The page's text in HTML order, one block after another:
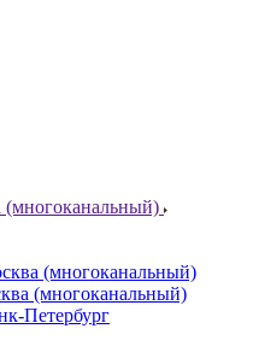
(многоканальный)
(многоканальный)
(многоканальный)
Петербург